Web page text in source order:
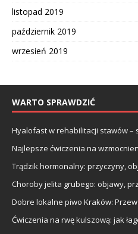
listopad 2019
październik 2019
wrzesień 2019
WARTO SPRAWDZIĆ
Hyalofast w rehabilitacji stawów –
Najlepsze ćwiczenia na
Trądzik hormonalny: przyczyny,
Choroby jelita grubego: objawy,
Dobre lokalne piwo Kraków:
Ćwiczenia na rwę kulszową: jak